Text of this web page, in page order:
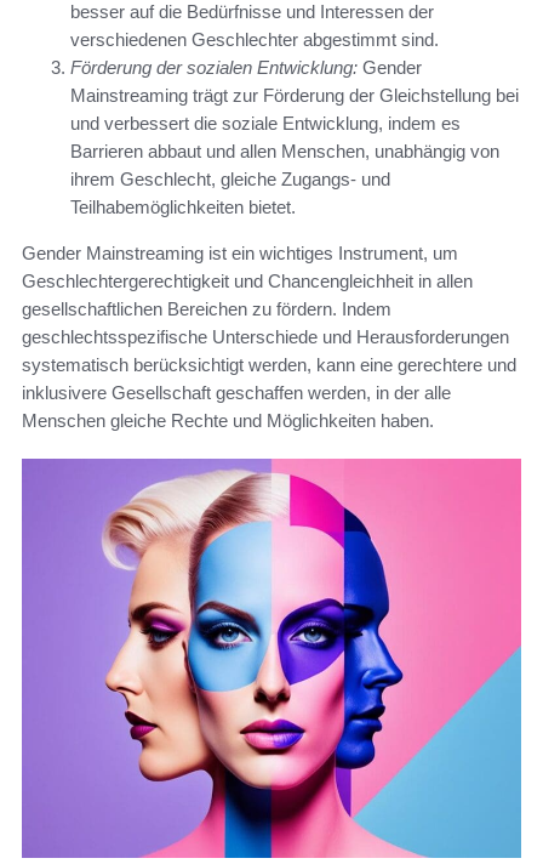
besser auf die Bedürfnisse und Interessen der
verschiedenen Geschlechter abgestimmt sind.
Förderung der sozialen Entwicklung: Gender
Mainstreaming trägt zur Förderung der Gleichstellung bei
und verbessert die soziale Entwicklung, indem es
Barrieren abbaut und allen Menschen, unabhängig von
ihrem Geschlecht, gleiche Zugangs- und
Teilhabemöglichkeiten bietet.
Gender Mainstreaming ist ein wichtiges Instrument, um
Geschlechtergerechtigkeit und Chancengleichheit in allen
gesellschaftlichen Bereichen zu fördern. Indem
geschlechtsspezifische Unterschiede und Herausforderungen
systematisch berücksichtigt werden, kann eine gerechtere und
inklusivere Gesellschaft geschaffen werden, in der alle
Menschen gleiche Rechte und Möglichkeiten haben.